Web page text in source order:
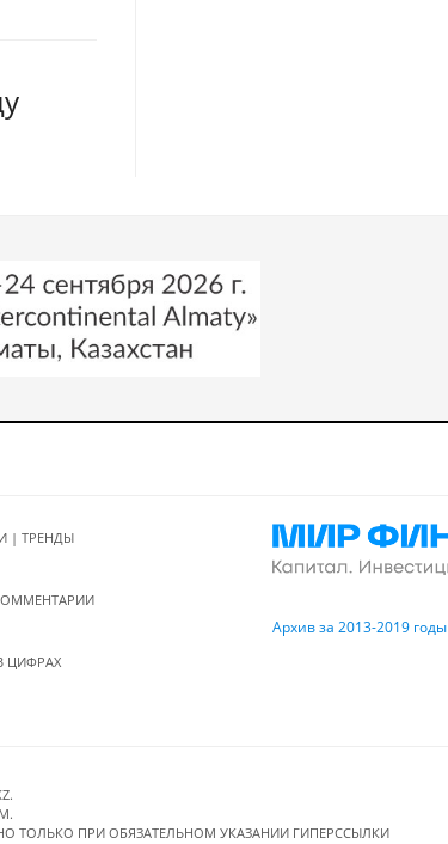
| ТРЕНДЫ
ЦИФРАХ
Архив за 2013-2019 годы
ТОЛЬКО ПРИ ОБЯЗАТЕЛЬНОМ УКАЗАНИИ ГИПЕРССЫЛКИ